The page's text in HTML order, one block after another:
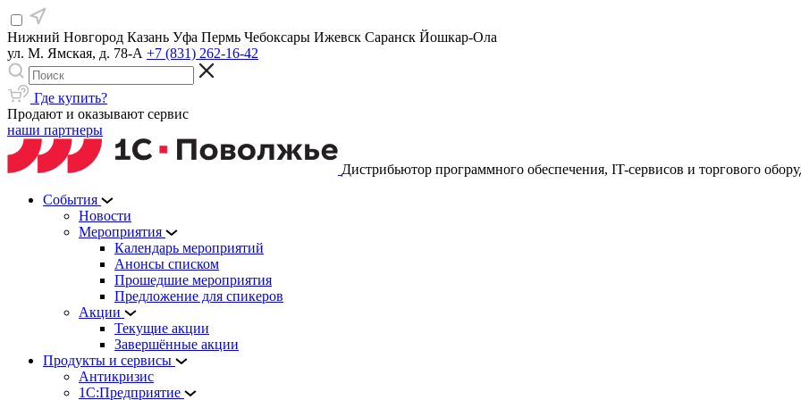
Нижний Новгород Казань Уфа Пермь Чебоксары Ижевск Саранск Йошкар-Ола
ул. М. Ямская, д. 78-А +7 (831) 262-16-42
Где купить?
Продают и оказывают сервис
наши партнеры
Дистрибьютор программного обеспечения, IT-сервисов и торгового
События
Новости
Мероприятия
Календарь мероприятий
Анонсы списком
Прошедшие мероприятия
Предложение для спикеров
Акции
Текущие акции
Завершённые акции
Продукты и сервисы
Антикризис
1С:Предприятие